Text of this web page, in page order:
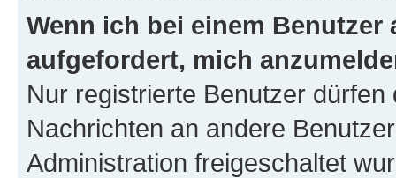
Wenn ich bei einem
aufgefordert, mich
Nur registrierte Benutzer
Nachrichten an andere
Administration freigeschaltet